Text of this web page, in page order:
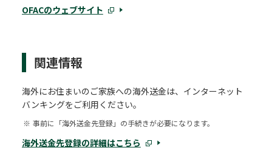
OFACのウェブサイト
関連情報
海外にお住まいのご家族への海外送金は、インターネット
バンキングをご利用ください。
※ 事前に「海外送金先登録」の手続きが必要になります。
海外送金先登録の詳細はこちら